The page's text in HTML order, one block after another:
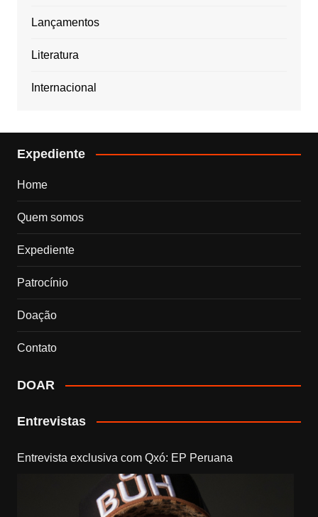
Lançamentos
Literatura
Internacional
Expediente
Home
Quem somos
Expediente
Patrocínio
Doação
Contato
DOAR
Entrevistas
Entrevista exclusiva com Qxó: EP Peruana